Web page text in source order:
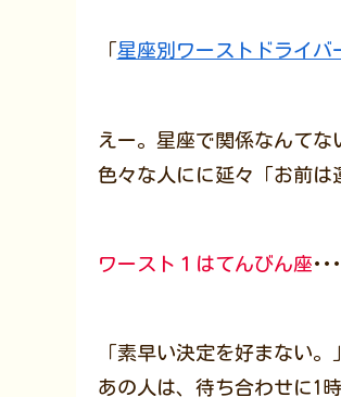
「星座別ワーストドライバ
えー。星座で関係なんてな
色々な人にに延々「お前
ワースト１はてんびん座･･
「素早い決定を好まない。
あの人は、待ち合わせに1